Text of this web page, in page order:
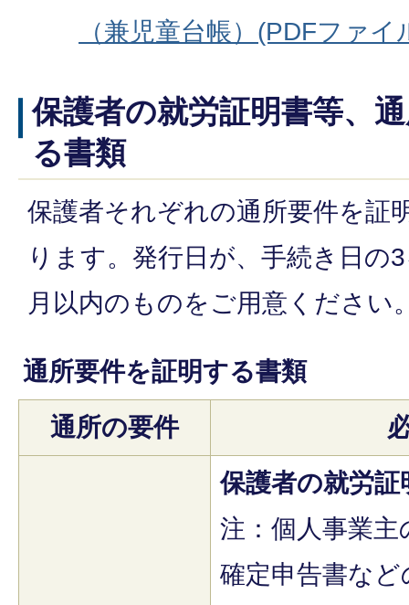
（兼児童台帳）(PDFファ
保護者の就労証明書等、
る書類
保護者それぞれの通所要件を証
ります。発行日が、手続き日の
月以内のものをご用意ください
通所要件を証明する書類
通所の要件
保護者の就労証
注：個人事業
確定申告書な